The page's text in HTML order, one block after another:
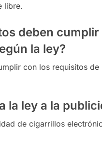
libre.
deben
la ley?
con los requisitos
la ley a la
de cigarrillos